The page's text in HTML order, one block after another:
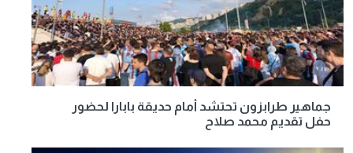
جماهير طرابزون تحتشد أمام حديقة بابارا لحضور
حفل تقديم محمد صلاح